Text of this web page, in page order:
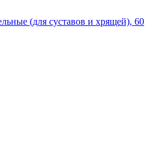
(для суставов и хрящей), 60